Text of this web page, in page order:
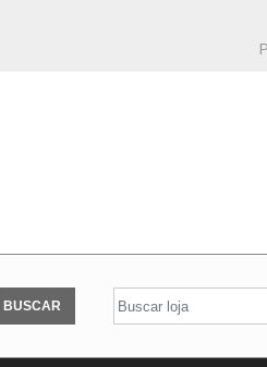
BUSCAR